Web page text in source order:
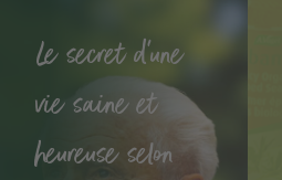
Le secret d'une
vie saine et
heureuse selon